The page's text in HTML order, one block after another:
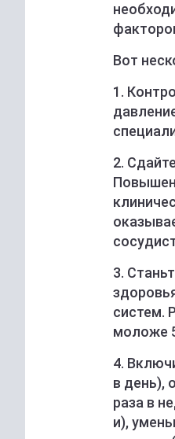
Вот
1.
2.
3.
систем.
моложе
4.
в день),
раза в
и),